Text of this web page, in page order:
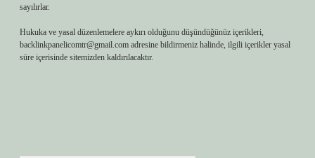
sayılırlar.
Hukuka ve yasal düzenlemelere aykırı olduğunu düşündüğünüz içerikleri,
backlinkpanelicomtr@gmail.com adresine bildirmeniz halinde, ilgili içerikler yasal
süre içerisinde sitemizden kaldırılacaktır.